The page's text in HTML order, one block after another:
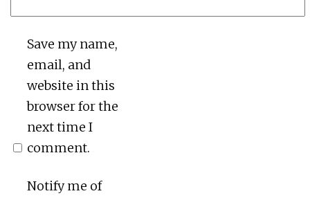
Save my name,
email, and
website in this
browser for the
next time I
comment.
Notify me of